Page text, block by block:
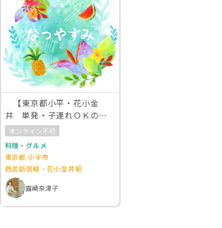
【東京都小平・花小金
井 単発・子連れＯＫの家
庭料理教室】なつやすみ
オンライン不可
料理・グルメ
東京都 小平市
西武新宿線・花小金井駅
露崎奈津子